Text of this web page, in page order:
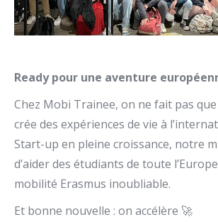
Ready pour une aventure
Chez Mobi Trainee, on ne fait pas
crée des expériences de vie à
Start-up en pleine croissance, notre
d’aider des étudiants de toute
mobilité Erasmus inoubliable.
Et bonne nouvelle : on accélère 🚀